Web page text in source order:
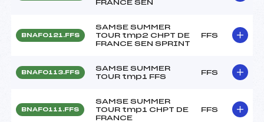
FRANCE SEN
BNAF0121.FFS
SAMSE SUMMER
TOUR tmp2 CHPT DE
FRANCE SEN SPRINT
FFS
BNAF0113.FFS
SAMSE SUMMER
TOUR tmp1 FFS
FFS
BNAF0111.FFS
SAMSE SUMMER
TOUR tmp1 CHPT DE
FRANCE
FFS